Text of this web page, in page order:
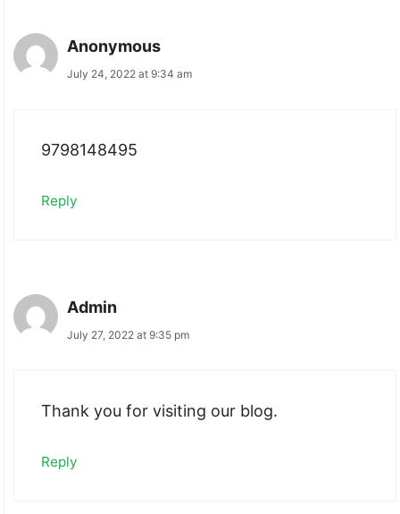
Anonymous
July 24, 2022 at 9:34 am
9798148495
Reply
Admin
July 27, 2022 at 9:35 pm
Thank you for visiting our blog.
Reply